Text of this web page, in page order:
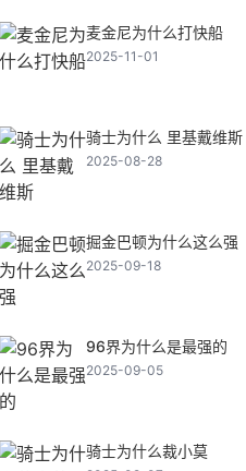
麦金尼为什么打快船
2025-11-01
骑士为什么 里基戴维斯
2025-08-28
掘金巴顿为什么这么强
2025-09-18
96界为什么是最强的
2025-09-05
骑士为什么裁小莫